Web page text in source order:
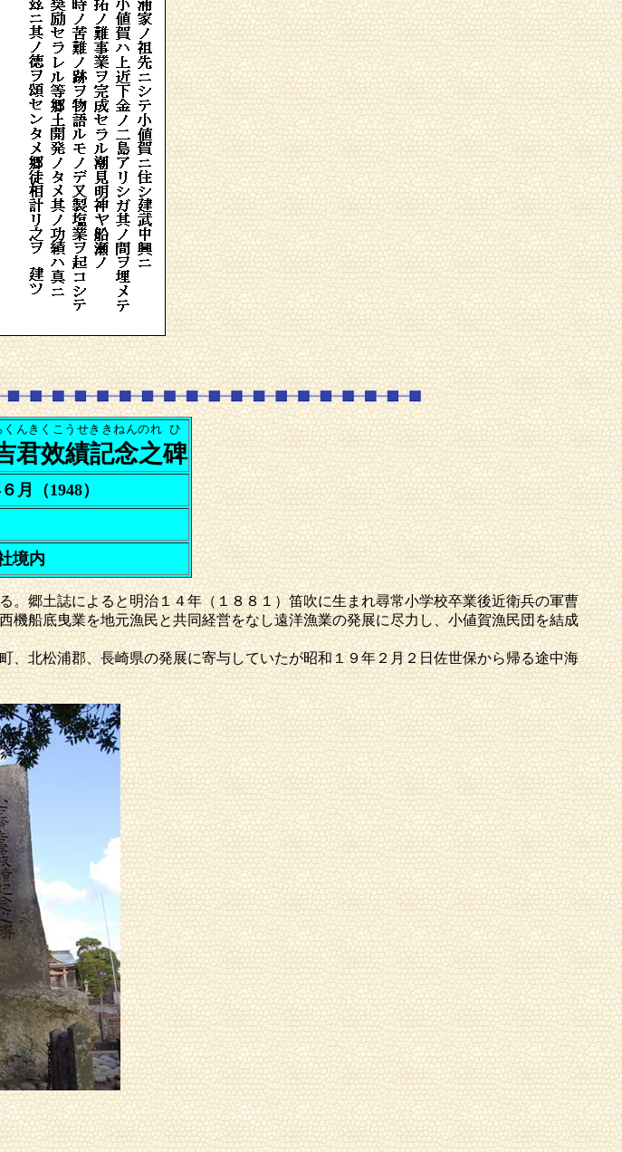
君效績記念之
んきくこうせききねんのれ
碑
ひ
月（1948）
境内
郷土誌によると明治１４年（１８８１）笛吹に生まれ尋常小学校卒業後近衛兵の軍曹
船底曳業を地元漁民と共同経営をなし遠洋漁業の発展に尽力し、小値賀漁民団を結成
北松浦郡、長崎県の発展に寄与していたが昭和１９年２月２日佐世保から帰る途中海